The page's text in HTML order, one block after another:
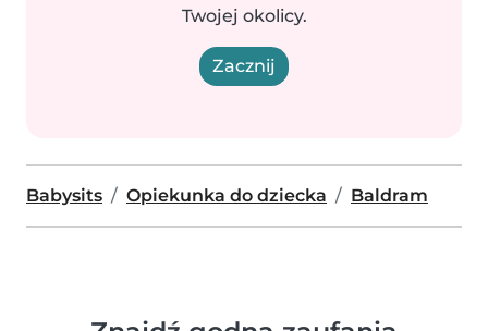
Twojej okolicy.
Zacznij
Babysits Opiekunka do dziecka Baldram